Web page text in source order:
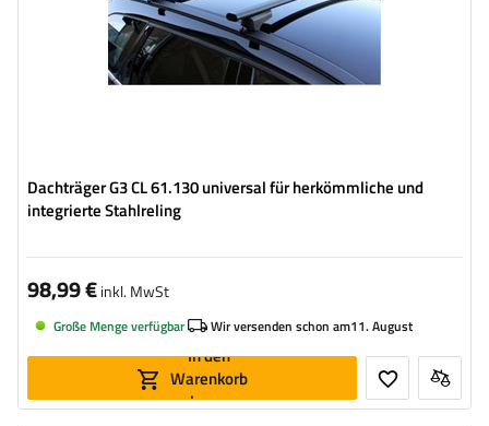
Dachträger G3 CL 61.130 universal für herkömmliche und
integrierte Stahlreling
98,99 €inkl. MwSt
Große Menge verfügbar Wir versenden schon am11. August
In den
Warenkorb
legen